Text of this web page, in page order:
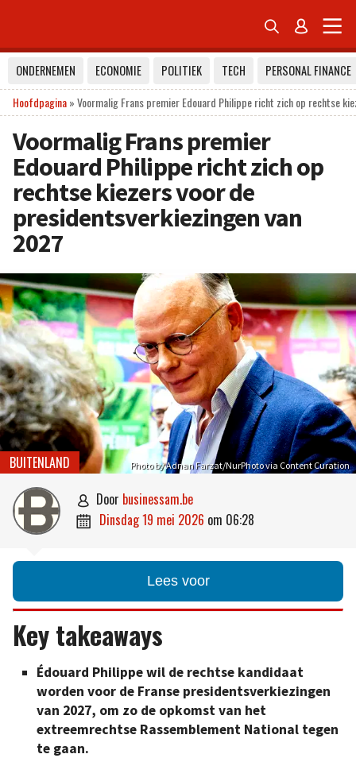
 
ONDERNEMEN ECONOMIE POLITIEK TECH
PERSONAL FINANCE
Hoofdpagina»Voormalig Frans premier Edouard Philippe richt zich op rechtse
Voormalig Frans premier
Edouard Philippe richt zich op
rechtse kiezers voor de
presidentsverkiezingen van
2027
Photo by Adnan Farzat/NurPhoto via Content Curation
BUITENLAND
 door businessam.be
 dinsdag 19 mei 2026 om 06:28
Lees voor
Key takeaways
Édouard Philippe wil de rechtse kandidaat
worden voor de Franse presidentsverkiezingen
van 2027, om zo de opkomst van het
extreemrechtse Rassemblement National tegen
te gaan.